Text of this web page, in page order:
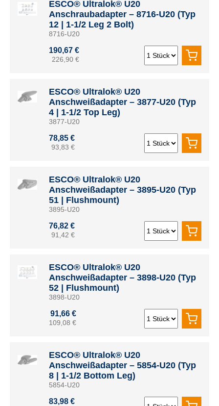
ESCO® Ultralok® U20
Anschraubadapter – 8716-U20 (Typ
12 | 1-1/2 Leg 2 Bolt)
8716-U20
190,67 €
226,90 €
ESCO® Ultralok® U20
Anschweißadapter – 3877-U20 (Typ
4 | 1-1/2 Top Leg)
3877-U20
78,85 €
93,83 €
ESCO® Ultralok® U20
Anschweißadapter – 3895-U20 (Typ
51 | Flushmount)
3895-U20
76,82 €
91,42 €
ESCO® Ultralok® U20
Anschweißadapter – 3898-U20 (Typ
52 | Flushmount)
3898-U20
91,66 €
109,08 €
ESCO® Ultralok® U20
Anschweißadapter – 5854-U20 (Typ
8 | 1-1/2 Bottom Leg)
5854-U20
83,98 €